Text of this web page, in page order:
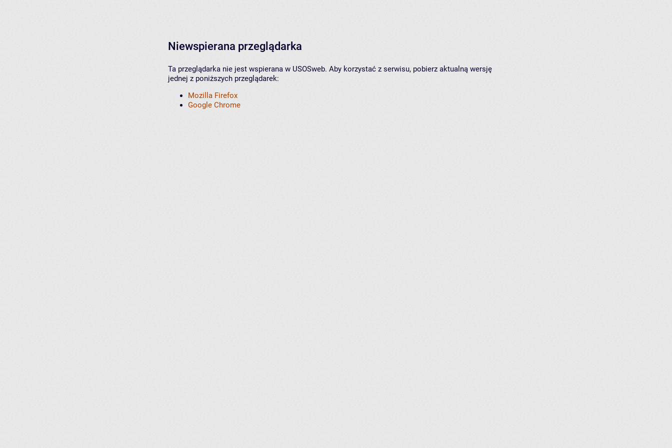
Niewspierana przeglądarka
Ta przeglądarka nie jest wspierana w USOSweb. Aby korzystać z serwisu, pobierz aktualną wersję
jednej z poniższych przeglądarek:
Mozilla Firefox
Google Chrome